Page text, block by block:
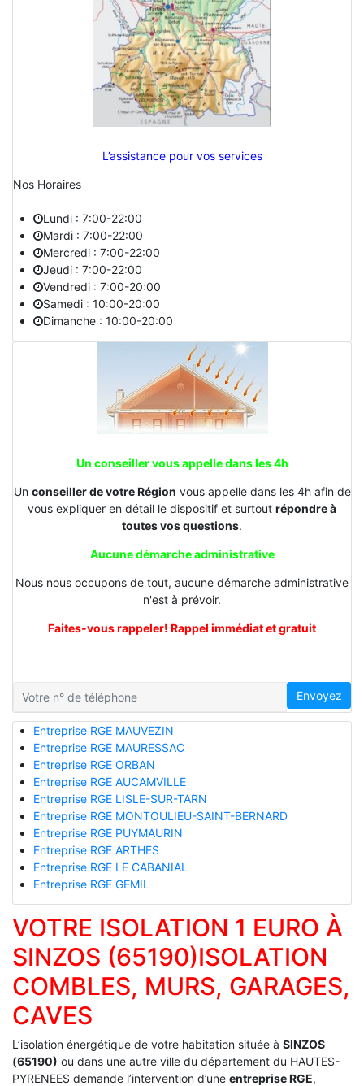
L’assistance pour vos services
Nos Horaires
Lundi : 7:00-22:00
Mardi : 7:00-22:00
Mercredi : 7:00-22:00
Jeudi : 7:00-22:00
Vendredi : 7:00-20:00
Samedi : 10:00-20:00
Dimanche : 10:00-20:00
Un conseiller vous appelle dans les 4h
Un conseiller de votre Région vous appelle dans les 4h afin de
vous expliquer en détail le dispositif et surtout répondre à
toutes vos questions.
Aucune démarche administrative
Nous nous occupons de tout, aucune démarche administrative
n'est à prévoir.
Faites-vous rappeler! Rappel immédiat et gratuit
Envoyez
Entreprise RGE MAUVEZIN
Entreprise RGE MAURESSAC
Entreprise RGE ORBAN
Entreprise RGE AUCAMVILLE
Entreprise RGE LISLE-SUR-TARN
Entreprise RGE MONTOULIEU-SAINT-BERNARD
Entreprise RGE PUYMAURIN
Entreprise RGE ARTHES
Entreprise RGE LE CABANIAL
Entreprise RGE GEMIL
VOTRE ISOLATION 1 EURO À
SINZOS (65190)ISOLATION
COMBLES, MURS, GARAGES,
CAVES
L’isolation énergétique de votre habitation située à SINZOS
(65190) ou dans une autre ville du département du HAUTES-
PYRENEES demande l’intervention d’une entreprise RGE,